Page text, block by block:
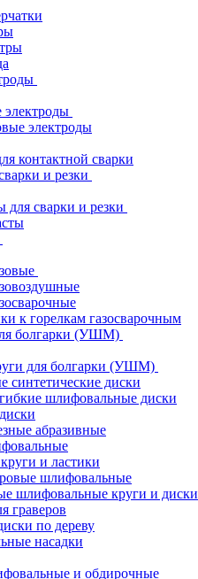
электроды
контактной сварки
и резки
для сварки и резки
к горелкам газосварочным
болгарки (УШМ)
для болгарки (УШМ)
синтетические диски
шлифовальные диски
абразивные
и ластики
шлифовальные
шлифовальные круги и диски
граверов
по дереву
насадки
и обдирочные